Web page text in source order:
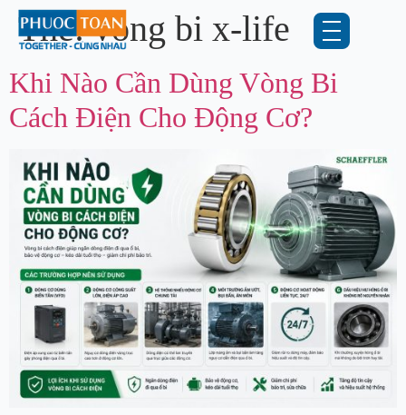
Thẻ:vòng bi x-life
Khi Nào Cần Dùng Vòng Bi
Cách Điện Cho Động Cơ?